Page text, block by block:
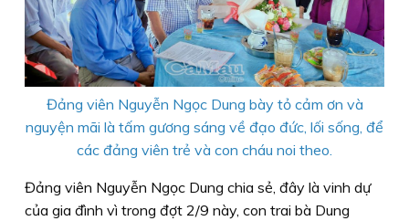
Đảng viên Nguyễn Ngọc Dung bày tỏ cảm ơn và
nguyện mãi là tấm gương sáng về đạo đức, lối sống, để
các đảng viên trẻ và con cháu noi theo.
Đảng viên Nguyễn Ngọc Dung chia sẻ, đây là vinh dự
của gia đình vì trong đợt 2/9 này, con trai bà Dung